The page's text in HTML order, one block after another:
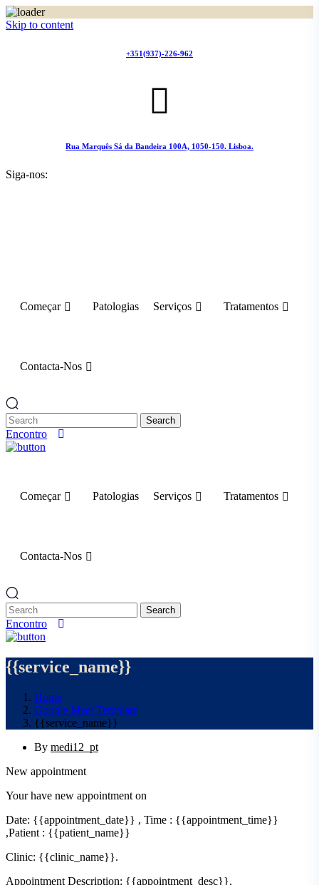
Skip to content
+351(937)-226-962
Rua Marquês Sá da Bandeira 100A, 1050-150. Lisboa.
Siga-nos:
Começar Patologias Serviços Tratamentos
Contacta-Nos
Search
Encontro
Começar Patologias Serviços Tratamentos
Contacta-Nos
Search
Encontro
{{service_name}}
Home
Google Meet Template
{{service_name}}
By medi12_pt
New appointment
Your have new appointment on
Date: {{appointment_date}} , Time : {{appointment_time}}
,Patient : {{patient_name}}
Clinic: {{clinic_name}}.
Appointment Description: {{appointment_desc}}.